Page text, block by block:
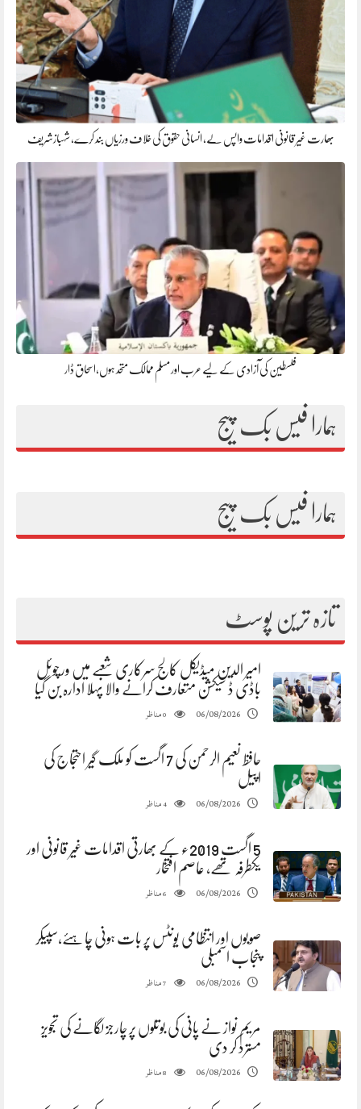
بھارت غیر قانونی اقدامات واپس لے، انسانی حقوق کی خلاف ورزیاں بند کرے، شہبازشریف
فلسطین کی آزادی کے لیے عرب اور مسلم ممالک متحد ہوں،اسحاق ڈار
ہمارا فیس بک پیج
ہمارا فیس بک پیج
تازہ ترین پوسٹ
​امیر الدین میڈیکل کالج سرکاری شعبے میں ورچوئل
باڈی ڈ سیکشن متعارف کرانے والا پہلا ادارہ بن گیا
06/08/2026
0مناظر
حافظ نعیم الرحمن کی 7 اگست کو ملک گیر احتجاج کی
اپیل
06/08/2026
4مناظر
5 اگست 2019ء کے بھارتی اقدامات غیر قانونی اور
یکطرفہ تھے، عاصم افتخار
06/08/2026
6مناظر
صوبوں اور انتظامی یونٹس پر بات ہونی چاہئے،سپیکر
پنجاب اسمبلی
06/08/2026
7مناظر
مریم نواز نے پانی کی بوتلوں پر چارجز لگانے کی تجویز
مسترد کر دی
06/08/2026
8مناظر